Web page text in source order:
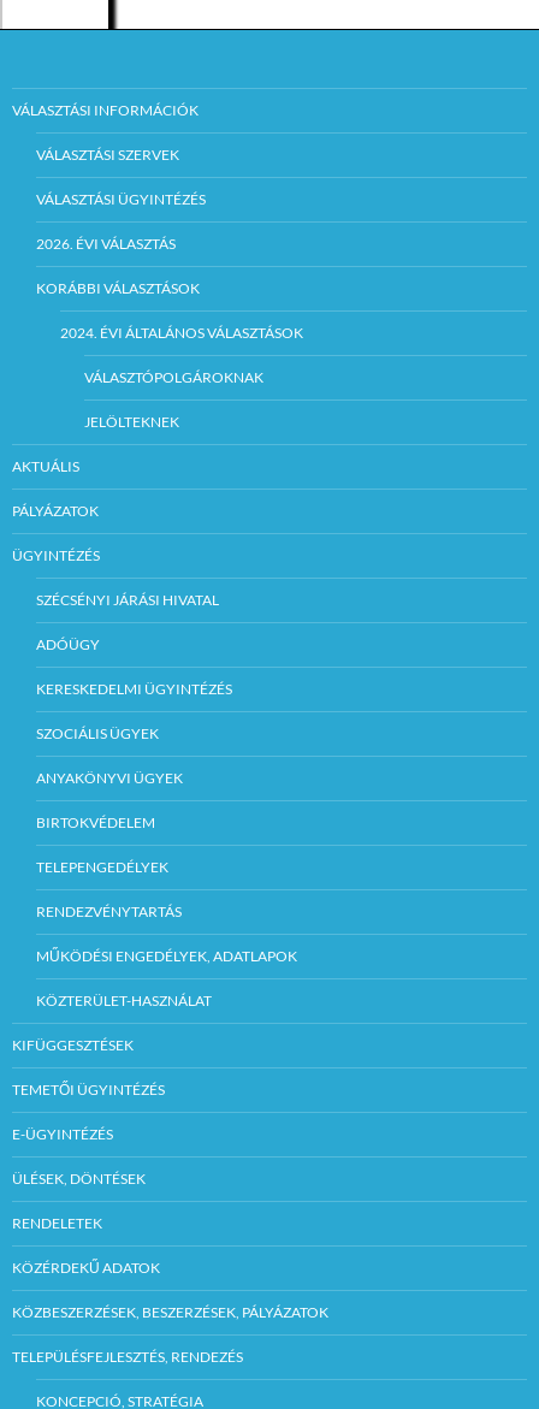
VÁLASZTÁSI INFORMÁCIÓK
VÁLASZTÁSI SZERVEK
VÁLASZTÁSI ÜGYINTÉZÉS
2026. ÉVI VÁLASZTÁS
KORÁBBI VÁLASZTÁSOK
2024. ÉVI ÁLTALÁNOS VÁLASZTÁSOK
VÁLASZTÓPOLGÁROKNAK
JELÖLTEKNEK
AKTUÁLIS
PÁLYÁZATOK
ÜGYINTÉZÉS
SZÉCSÉNYI JÁRÁSI HIVATAL
ADÓÜGY
KERESKEDELMI ÜGYINTÉZÉS
SZOCIÁLIS ÜGYEK
ANYAKÖNYVI ÜGYEK
BIRTOKVÉDELEM
TELEPENGEDÉLYEK
RENDEZVÉNYTARTÁS
MŰKÖDÉSI ENGEDÉLYEK, ADATLAPOK
KÖZTERÜLET-HASZNÁLAT
KIFÜGGESZTÉSEK
TEMETŐI ÜGYINTÉZÉS
E-ÜGYINTÉZÉS
ÜLÉSEK, DÖNTÉSEK
RENDELETEK
KÖZÉRDEKŰ ADATOK
KÖZBESZERZÉSEK, BESZERZÉSEK, PÁLYÁZATOK
TELEPÜLÉSFEJLESZTÉS, RENDEZÉS
KONCEPCIÓ, STRATÉGIA